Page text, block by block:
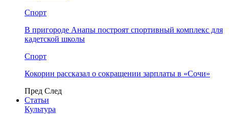
Спорт
В пригороде Анапы построят спортивный комплекс для
кадетской школы
Спорт
Кокорин рассказал о сокращении зарплаты в «Сочи»
Пред След
Статьи
Культура